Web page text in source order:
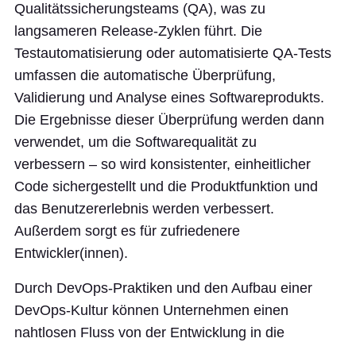
Qualitätssicherungsteams (QA), was zu
langsameren Release-Zyklen führt. Die
Testautomatisierung oder automatisierte QA-Tests
umfassen die automatische Überprüfung,
Validierung und Analyse eines Softwareprodukts.
Die Ergebnisse dieser Überprüfung werden dann
verwendet, um die Softwarequalität zu
verbessern – so wird konsistenter, einheitlicher
Code sichergestellt und die Produktfunktion und
das Benutzererlebnis werden verbessert.
Außerdem sorgt es für zufriedenere
Entwickler(innen).
Durch DevOps-Praktiken und den Aufbau einer
DevOps-Kultur können Unternehmen einen
nahtlosen Fluss von der Entwicklung in die